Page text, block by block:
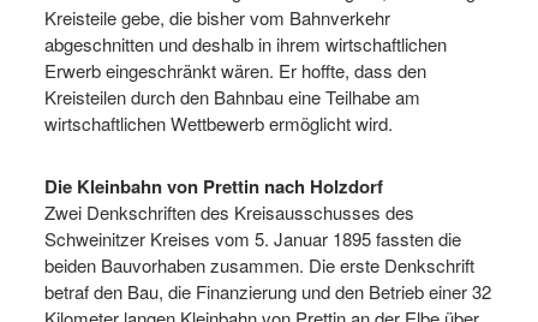
Kreisteile gebe, die bisher vom Bahnverkehr
abgeschnitten und deshalb in ihrem wirtschaftlichen
Erwerb eingeschränkt wären. Er hoffte, dass den
Kreisteilen durch den Bahnbau eine Teilhabe am
wirtschaftlichen Wettbewerb ermöglicht wird.
Die Kleinbahn von Prettin nach Holzdorf
Zwei Denkschriften des Kreisausschusses des
Schweinitzer Kreises vom 5. Januar 1895 fassten die
beiden Bauvorhaben zusammen. Die erste Denkschrift
betraf den Bau, die Finanzierung und den Betrieb einer 32